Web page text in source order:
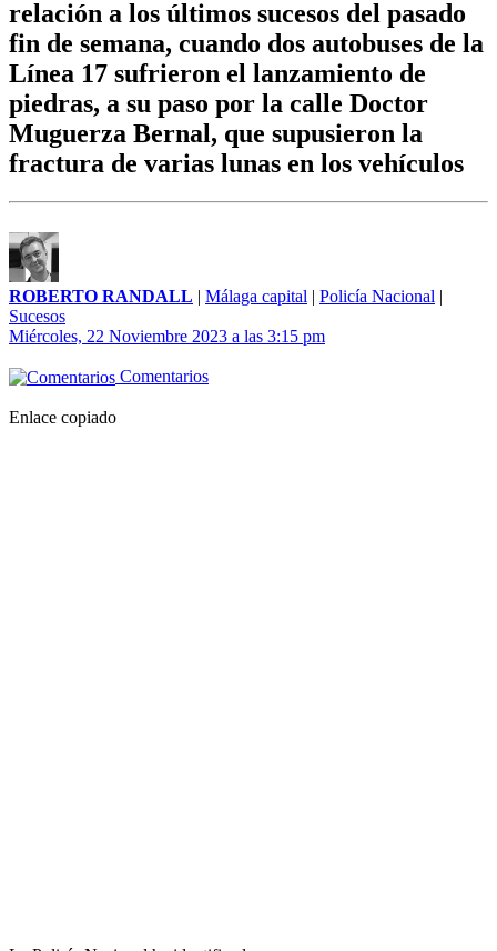
relación a los últimos sucesos del pasado
fin de semana, cuando dos autobuses de la
Línea 17 sufrieron el lanzamiento de
piedras, a su paso por la calle Doctor
Muguerza Bernal, que supusieron la
fractura de varias lunas en los vehículos
ROBERTO RANDALL | Málaga capital | Policía Nacional |
Sucesos
Miércoles, 22 Noviembre 2023 a las 3:15 pm
Comentarios
Enlace copiado